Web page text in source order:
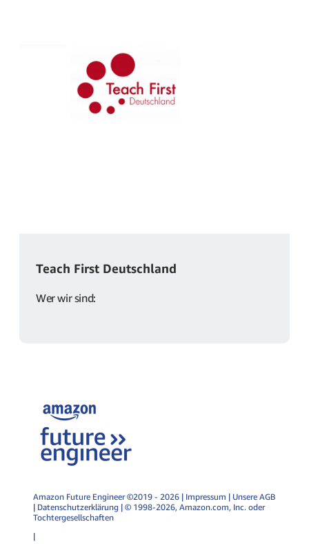
Teach First Deutschland
Wer wir sind:
Amazon Future Engineer ©2019 - 2026 | Impressum | Unsere AGB
| Datenschutzerklärung | © 1998-2026, Amazon.com, Inc. oder
Tochtergesellschaften
|